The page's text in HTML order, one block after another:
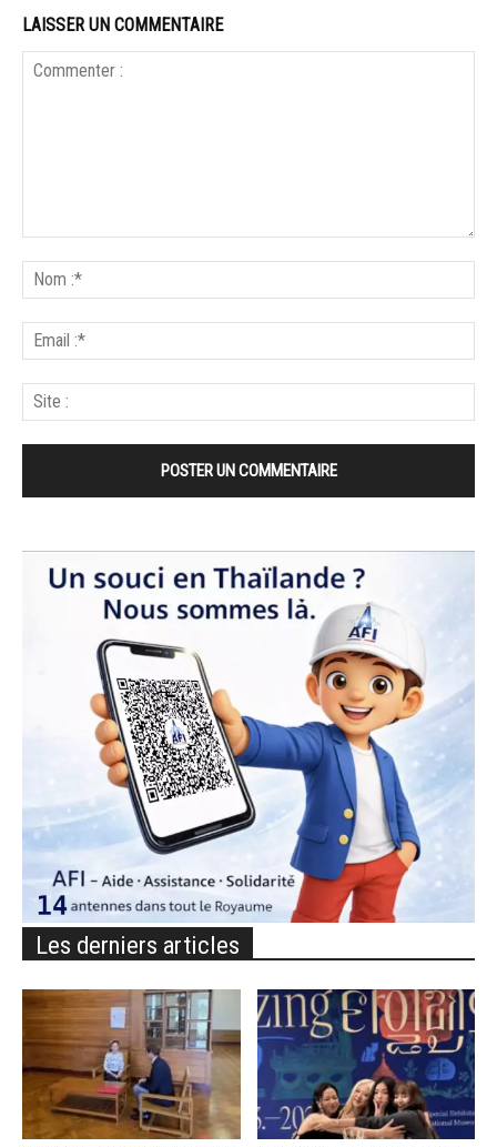
LAISSER UN COMMENTAIRE
Les derniers articles